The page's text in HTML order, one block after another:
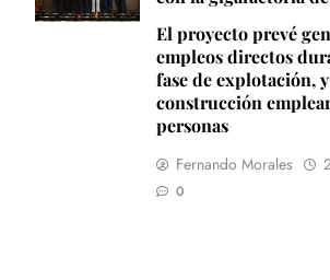
El proyecto prevé
empleos directos
fase de explotación,
construcción
personas
Fernando Morales
0